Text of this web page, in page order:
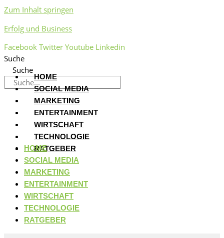
Zum Inhalt springen
Erfolg und Business
Facebook Twitter Youtube Linkedin
Suche
Suche
HOME
SOCIAL MEDIA
MARKETING
ENTERTAINMENT
WIRTSCHAFT
TECHNOLOGIE
RATGEBER
HOME
SOCIAL MEDIA
MARKETING
ENTERTAINMENT
WIRTSCHAFT
TECHNOLOGIE
RATGEBER